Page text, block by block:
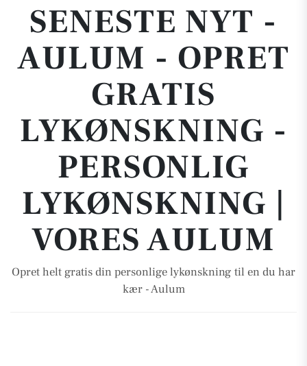
SENESTE NYT -
AULUM - OPRET
GRATIS
LYKØNSKNING -
PERSONLIG
LYKØNSKNING |
VORES AULUM
Opret helt gratis din personlige lykønskning til en du har
kær - Aulum